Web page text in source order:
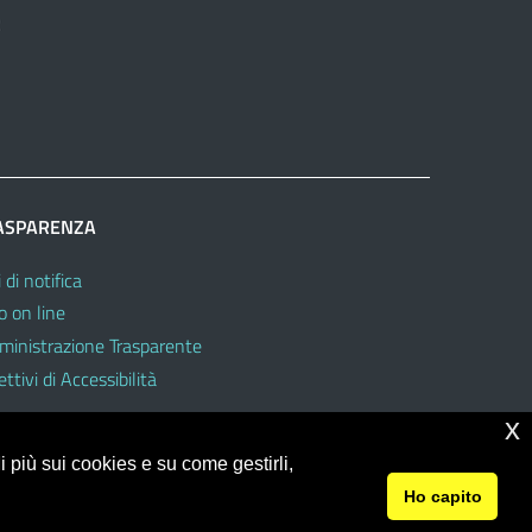
notifica
on line
Trasparente
di Accessibilità
© 2026 Ufficio Scolastico Regionale per la Sicilia
più sui cookies e su come gestirli,
Ho capito
x